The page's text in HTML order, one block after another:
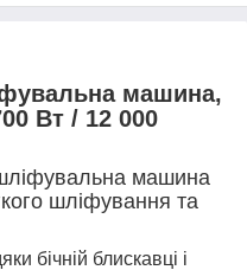
машина,
Вт / 12 000
машина
шліфування та
бічній блискавці і